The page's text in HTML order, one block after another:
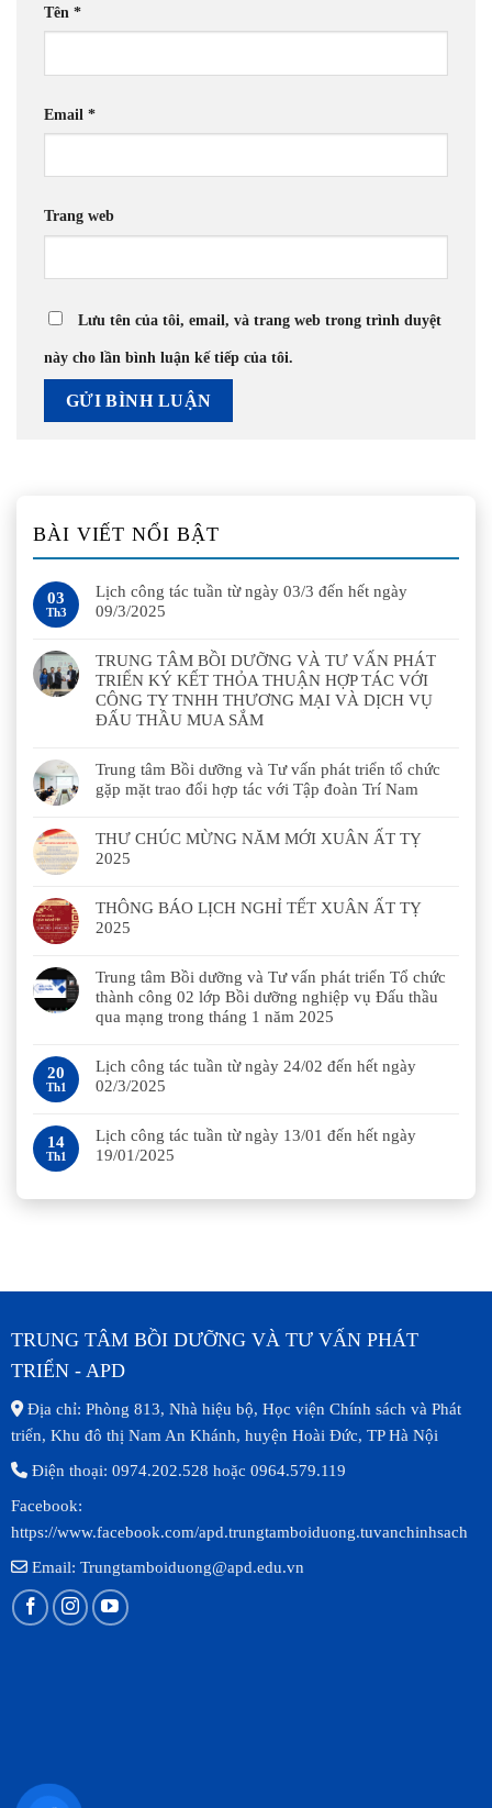
Tên *
Email *
Trang web
Lưu tên của tôi, email, và trang web trong trình duyệt
này cho lần bình luận kế tiếp của tôi.
BÀI VIẾT NỔI BẬT
03
Th3
Lịch công tác tuần từ ngày 03/3 đến hết ngày
09/3/2025
TRUNG TÂM BỒI DƯỠNG VÀ TƯ VẤN PHÁT
TRIỂN KÝ KẾT THỎA THUẬN HỢP TÁC VỚI
CÔNG TY TNHH THƯƠNG MẠI VÀ DỊCH VỤ
ĐẤU THẦU MUA SẮM
Trung tâm Bồi dưỡng và Tư vấn phát triển tổ chức
gặp mặt trao đổi hợp tác với Tập đoàn Trí Nam
THƯ CHÚC MỪNG NĂM MỚI XUÂN ẤT TỴ
2025
THÔNG BÁO LỊCH NGHỈ TẾT XUÂN ẤT TỴ
2025
Trung tâm Bồi dưỡng và Tư vấn phát triển Tổ chức
thành công 02 lớp Bồi dưỡng nghiệp vụ Đấu thầu
qua mạng trong tháng 1 năm 2025
20
Th1
Lịch công tác tuần từ ngày 24/02 đến hết ngày
02/3/2025
14
Th1
Lịch công tác tuần từ ngày 13/01 đến hết ngày
19/01/2025
TRUNG TÂM BỒI DƯỠNG VÀ TƯ VẤN PHÁT
TRIỂN - APD
Địa chỉ: Phòng 813, Nhà hiệu bộ, Học viện Chính sách và Phát
triển, Khu đô thị Nam An Khánh, huyện Hoài Đức, TP Hà Nội
Điện thoại: 0974.202.528 hoặc 0964.579.119
Facebook:
https://www.facebook.com/apd.trungtamboiduong.tuvanchinhsach
Email: Trungtamboiduong@apd.edu.vn